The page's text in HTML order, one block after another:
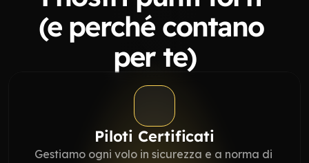
(e perché contano
per te)
Piloti Certificati
Gestiamo ogni volo in sicurezza e a norma di